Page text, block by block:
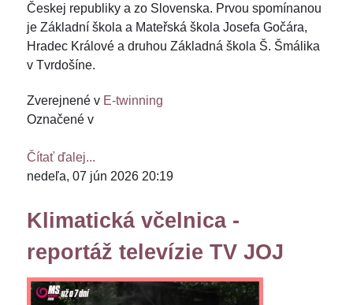
Českej republiky a zo Slovenska. Prvou spomínanou
je Základní škola a Mateřská škola Josefa Gočára,
Hradec Králové a druhou Základná škola Š. Šmálika
v Tvrdošíne.
Zverejnené v E-twinning
Označené v
Čítať ďalej...
nedeľa, 07 jún 2026 20:19
Klimatická včelnica -
reportáž televízie TV JOJ